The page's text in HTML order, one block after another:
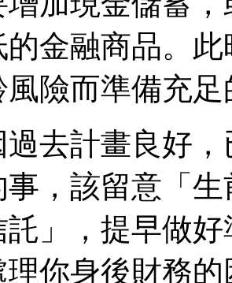
金融商品。
風險而準備充
過去計畫良好
，該留意「
託」，提早做
理你身後財務